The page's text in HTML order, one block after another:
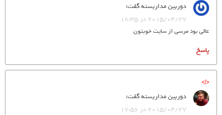
دوربین مداربستهگفت:
2015/04/27 در 18:35
عالی بود مرسی از سایت خوبتون
پاسخ
دوربين مداربستهگفت:
2015/04/27 در 17:56